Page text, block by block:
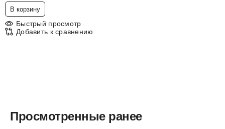
В корзину
Быстрый просмотр
Добавить к сравнению
Просмотренные ранее